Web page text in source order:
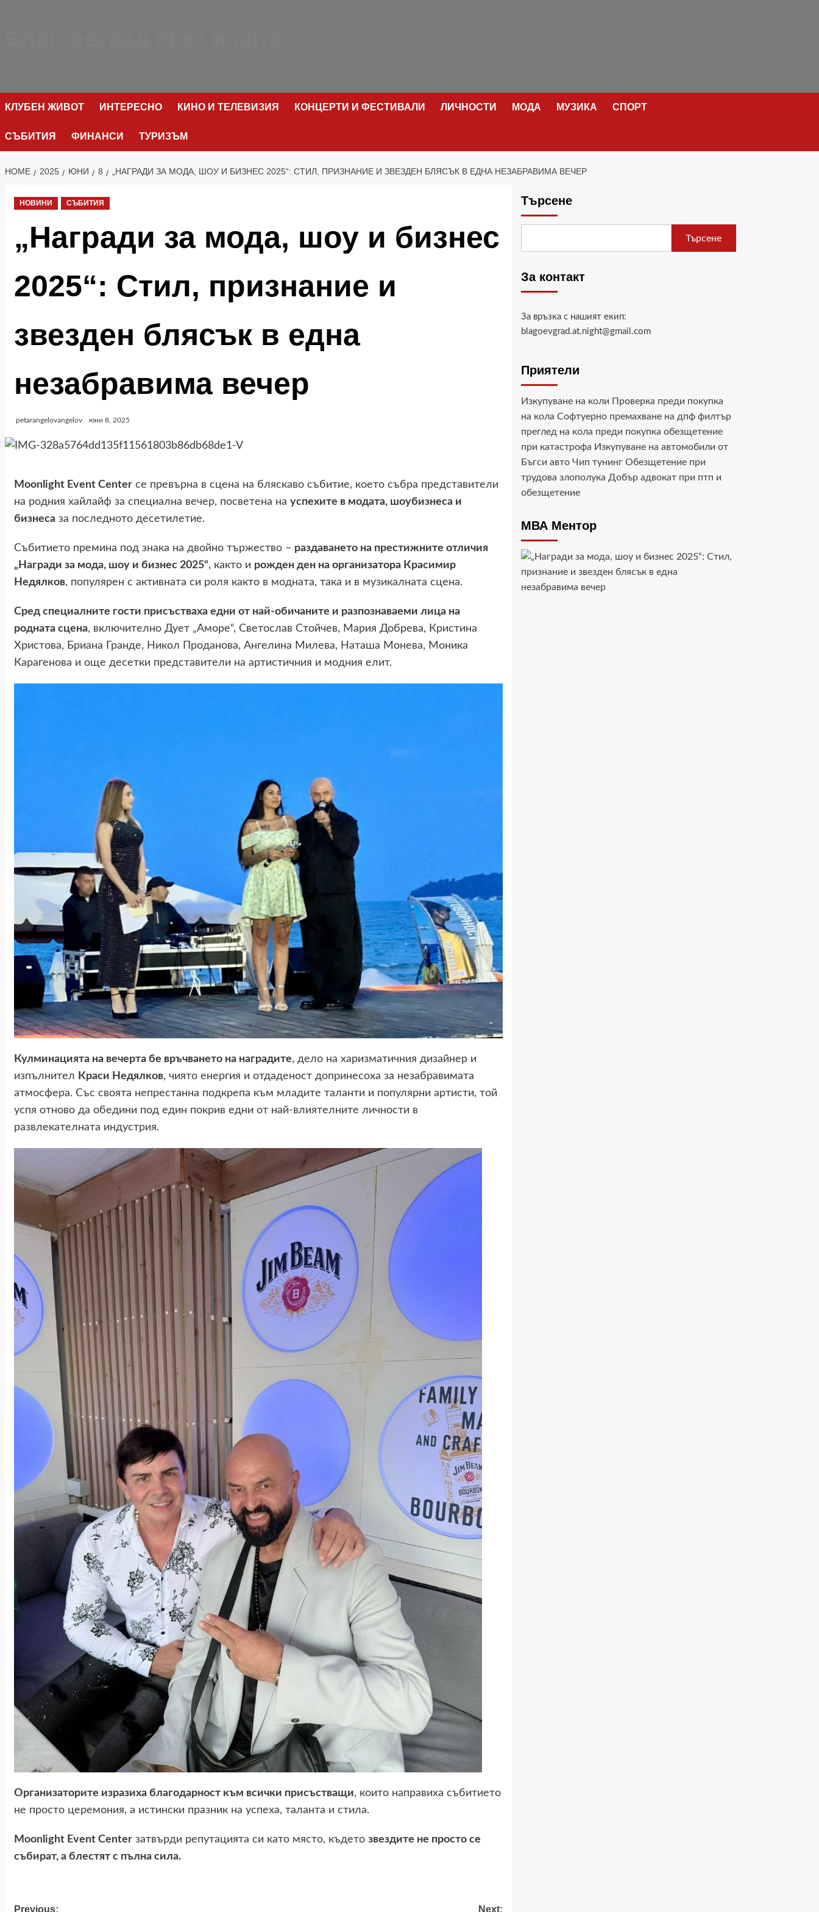
КЛУБЕН ЖИВОТ ИНТЕРЕСНО КИНО И ТЕЛЕВИЗИЯ КОНЦЕРТИ И ФЕСТИВАЛИ ЛИЧНОСТИ МОДА МУЗИКА СПОРТ
СЪБИТИЯ ФИНАНСИ ТУРИЗЪМ
HOME 2025 ЮНИ 8 „НАГРАДИ ЗА МОДА, ШОУ И БИЗНЕС 2025“: СТИЛ, ПРИЗНАНИЕ И ЗВЕЗДЕН БЛЯСЪК В ЕДНА НЕЗАБРАВИМА ВЕЧЕР
НОВИНИ СЪБИТИЯ
„Награди за мода, шоу и бизнес
2025“: Стил, признание и
звезден блясък в една
незабравима вечер
petarangelovangelov юни 8, 2025
Moonlight Event Centerсе превърна в сцена на бляскаво събитие, което събра представители
на родния хайлайф за специална вечер, посветена на успехите в модата, шоубизнеса и
бизнесаза последното десетилетие.
Събитието премина под знака на двойно тържество – раздаването на престижните отличия
„Награди за мода, шоу и бизнес 2025“, както и рожден ден на организатора Красимир
Недялков, популярен с активната си роля както в модната, така и в музикалната сцена.
Сред специалните гости присъстваха едни от най-обичаните и разпознаваеми лица на
родната сцена, включително Дует „Аморе“, Светослав Стойчев, Мария Добрева, Кристина
Христова, Бриана Гранде, Никол Проданова, Ангелина Милева, Наташа Монева, Моника
Карагенова и още десетки представители на артистичния и модния елит.
Кулминацията на вечерта бе връчването на наградите, дело на харизматичния дизайнер и
изпълнител Краси Недялков, чиято енергия и отдаденост допринесоха за незабравимата
атмосфера. Със своята непрестанна подкрепа към младите таланти и популярни артисти, той
успя отново да обедини под един покрив едни от най-влиятелните личности в
развлекателната индустрия.
Организаторите изразиха благодарност към всички присъстващи, които направиха събитието
не просто церемония, а истински празник на успеха, таланта и стила.
Moonlight Event Centerзатвърди репутацията си като място, където звездите не просто се
събират, а блестят с пълна сила.
Previous: Next:
Търсене
Търсене
За контакт
За връзка с нашият екип:
blagoevgrad.at.night@gmail.com
Приятели
Изкупуване на коли Проверка преди покупка
на кола Софтуерно премахване на дпф филтър
преглед на кола преди покупка обезщетение
при катастрофа Изкупуване на автомобили от
Бъгси авто Чип тунинг Обезщетение при
трудова злополука Добър адвокат при птп и
обезщетение
МВА Ментор